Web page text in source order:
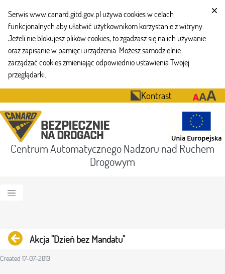
Serwis www.canard.gitd.gov.pl używa cookies w celach
funkcjonalnych aby ułatwić użytkownikom korzystanie z witryny.
Jeżeli nie blokujesz plików cookies, to zgadzasz się na ich używanie
oraz zapisanie w pamięci urządzenia. Możesz samodzielnie
zarządzać cookies zmieniając odpowiednio ustawienia Twojej
przeglądarki.
Kontrast
Centrum Automatycznego Nadzoru nad Ruchem
Drogowym
BackAkcja "Dzień bez Mandatu"
Created 17-07-2013